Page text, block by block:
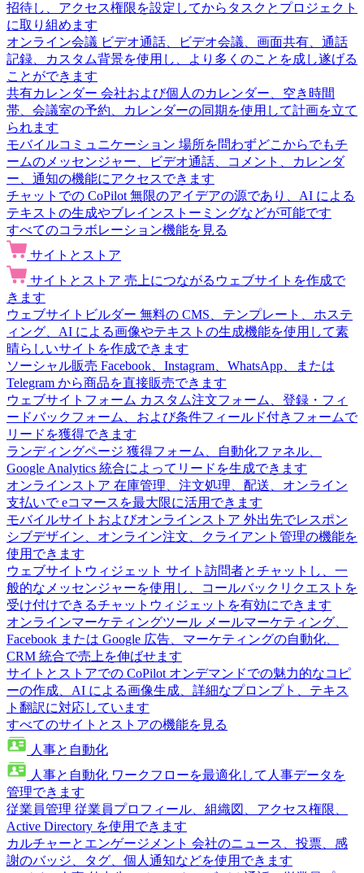
招待し、アクセス権限を設定してからタスクとプロジェクト
に取り組めます
オンライン会議 ビデオ通話、ビデオ会議、画面共有、通話
記録、カスタム背景を使用し、より多くのことを成し遂げる
ことができます
共有カレンダー 会社および個人のカレンダー、空き時間
帯、会議室の予約、カレンダーの同期を使用して計画を立て
られます
モバイルコミュニケーション 場所を問わずどこからでもチ
ームのメッセンジャー、ビデオ通話、コメント、カレンダ
ー、通知の機能にアクセスできます
チャットでの CoPilot 無限のアイデアの源であり、AI による
テキストの生成やブレインストーミングなどが可能です
すべてのコラボレーション機能を見る
サイトとストア
サイトとストア 売上につながるウェブサイトを作成で
きます
ウェブサイトビルダー 無料の CMS、テンプレート、ホステ
ィング、AI による画像やテキストの生成機能を使用して素
晴らしいサイトを作成できます
ソーシャル販売 Facebook、Instagram、WhatsApp、または
Telegram から商品を直接販売できます
ウェブサイトフォーム カスタム注文フォーム、登録・フィ
ードバックフォーム、および条件フィールド付きフォームで
リードを獲得できます
ランディングページ 獲得フォーム、自動化ファネル、
Google Analytics 統合によってリードを生成できます
オンラインストア 在庫管理、注文処理、配送、オンライン
支払いで eコマースを最大限に活用できます
モバイルサイトおよびオンラインストア 外出先でレスポン
シブデザイン、オンライン注文、クライアント管理の機能を
使用できます
ウェブサイトウィジェット サイト訪問者とチャットし、一
般的なメッセンジャーを使用し、コールバックリクエストを
受け付けできるチャットウィジェットを有効にできます
オンラインマーケティングツール メールマーケティング、
Facebook または Google 広告、マーケティングの自動化、
CRM 統合で売上を伸ばせます
サイトとストアでの CoPilot オンデマンドでの魅力的なコピ
ーの作成、AI による画像生成、詳細なプロンプト、テキス
ト翻訳に対応しています
すべてのサイトとストアの機能を見る
人事と自動化
人事と自動化 ワークフローを最適化して人事データを
管理できます
従業員管理 従業員プロフィール、組織図、アクセス権限、
Active Directory を使用できます
カルチャーとエンゲージメント 会社のニュース、投票、感
謝のバッジ、タグ、個人通知などを使用できます